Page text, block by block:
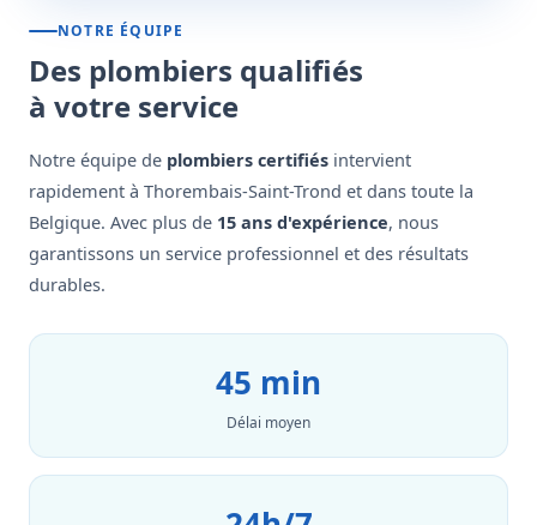
NOTRE ÉQUIPE
Des plombiers qualifiés
à votre service
Notre équipe de plombiers certifiés intervient
rapidement à Thorembais-Saint-Trond et dans toute la
Belgique. Avec plus de 15 ans d'expérience, nous
garantissons un service professionnel et des résultats
durables.
45 min
Délai moyen